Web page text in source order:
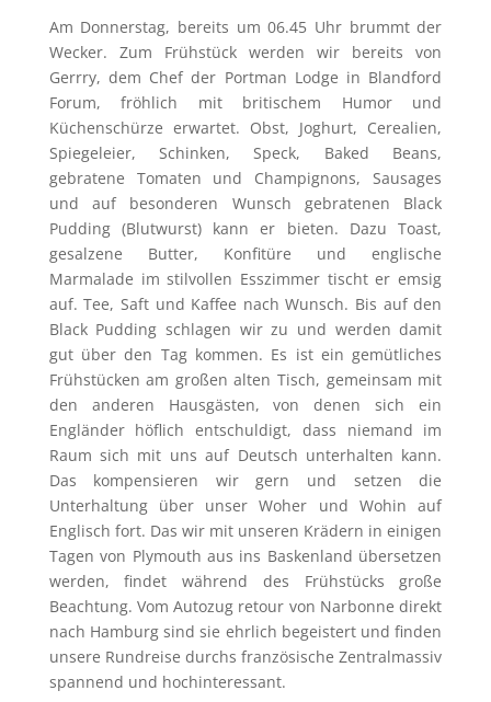
Am Donnerstag, bereits um 06.45 Uhr brummt der
Wecker. Zum Frühstück werden wir bereits von
Gerrry, dem Chef der Portman Lodge in Blandford
Forum, fröhlich mit britischem Humor und
Küchenschürze erwartet. Obst, Joghurt, Cerealien,
Spiegeleier, Schinken, Speck, Baked Beans,
gebratene Tomaten und Champignons, Sausages
und auf besonderen Wunsch gebratenen Black
Pudding (Blutwurst) kann er bieten. Dazu Toast,
gesalzene Butter, Konfitüre und englische
Marmalade im stilvollen Esszimmer tischt er emsig
auf. Tee, Saft und Kaffee nach Wunsch. Bis auf den
Black Pudding schlagen wir zu und werden damit
gut über den Tag kommen. Es ist ein gemütliches
Frühstücken am großen alten Tisch, gemeinsam mit
den anderen Hausgästen, von denen sich ein
Engländer höflich entschuldigt, dass niemand im
Raum sich mit uns auf Deutsch unterhalten kann.
Das kompensieren wir gern und setzen die
Unterhaltung über unser Woher und Wohin auf
Englisch fort. Das wir mit unseren Krädern in einigen
Tagen von Plymouth aus ins Baskenland übersetzen
werden, findet während des Frühstücks große
Beachtung. Vom Autozug retour von Narbonne direkt
nach Hamburg sind sie ehrlich begeistert und finden
unsere Rundreise durchs französische Zentralmassiv
spannend und hochinteressant.